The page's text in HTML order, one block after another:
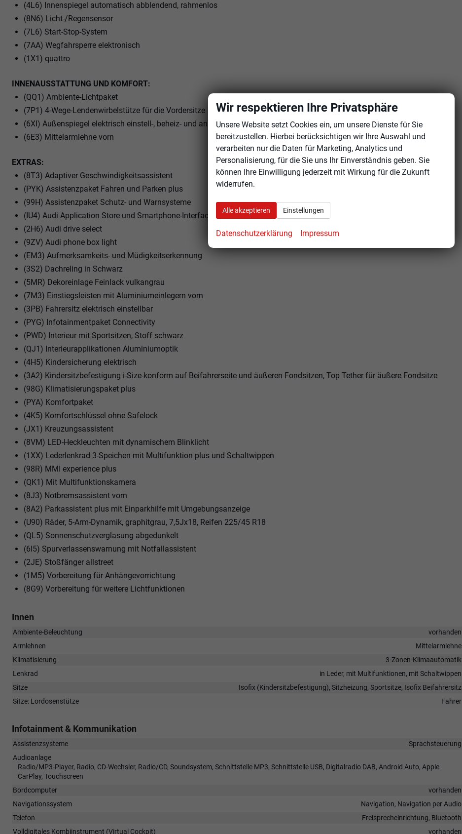
(4L6) Innenspiegel automatisch abblendend, rahmenlos
(8N6) Licht-/Regensensor
(7L6) Start-Stop-System
(7AA) Wegfahrsperre elektronisch
(1X1) quattro
INNENAUSSTATTUNG UND KOMFORT:
(QQ1) Ambiente-Lichtpaket
(7P1) 4-Wege-Lendenwirbelstütze für die Vordersitze
(6XI) Außenspiegel elektrisch einstell-, beheiz- und anklappbar, beidseitig automatisch abblendend
(6E3) Mittelarmlehne vorn
EXTRAS:
(8T3) Adaptiver Geschwindigkeitsassistent
(PYK) Assistenzpaket Fahren und Parken plus
(99H) Assistenzpaket Schutz- und Warnsysteme
(IU4) Audi Application Store und Smartphone-Interface
(2H6) Audi drive select
(9ZV) Audi phone box light
(EM3) Aufmerksamkeits- und Müdigkeitserkennung
(3S2) Dachreling in Schwarz
(5MR) Dekoreinlage Feinlack vulkangrau
(7M3) Einstiegsleisten mit Aluminiumeinlegern vorn
(3PB) Fahrersitz elektrisch einstellbar
(PYG) Infotainmentpaket Connectivity
(PWD) Interieur mit Sportsitzen, Stoff schwarz
(QJ1) Interieurapplikationen Aluminiumoptik
(4H5) Kindersicherung elektrisch
(3A2) Kindersitzbefestigung i-Size-konform auf Beifahrerseite und äußeren Fondsitzen, Top Tether für äußere Fondsitze
(98G) Klimatisierungspaket plus
(PYA) Komfortpaket
(4K5) Komfortschlüssel ohne Safelock
(JX1) Kreuzungsassistent
(8VM) LED-Heckleuchten mit dynamischem Blinklicht
(1XX) Lederlenkrad 3-Speichen mit Multifunktion plus und Schaltwippen
(98R) MMI experience plus
(QK1) Mit Multifunktionskamera
(8J3) Notbremsassistent vorn
(8A2) Parkassistent plus mit Einparkhilfe mit Umgebungsanzeige
(U90) Räder, 5-Arm-Dynamik, graphitgrau, 7,5Jx18, Reifen 225/45 R18
(QL5) Sonnenschutzverglasung abgedunkelt
(6I5) Spurverlassenswarnung mit Notfallassistent
(2JE) Stoßfänger allstreet
(1M5) Vorbereitung für Anhängevorrichtung
(8G9) Vorbereitung für weitere Lichtfunktionen
Innen
Ambiente-Beleuchtung
vorhanden
Armlehnen
Mittelarmlehne
Klimatisierung
3-Zonen-Klimaautomatik
Lenkrad
in Leder, mit Multifunktionen, mit Schaltwippen
Sitze
Isofix (Kindersitzbefestigung), Sitzheizung, Sportsitze, Isofix Beifahrersitz
Sitze: Lordosenstütze
Fahrer
Infotainment & Kommunikation
Assistenzsysteme
Sprachsteuerung
Audioanlage
Radio/MP3-Player, Radio, CD-Wechsler, Radio/CD, Soundsystem, Schnittstelle MP3, Schnittstelle USB, Digitalradio DAB, Android Auto, Apple
CarPlay, Touchscreen
Bordcomputer
vorhanden
Navigationssystem
Navigation, Navigation per Audio
Telefon
Freisprecheinrichtung, Bluetooth
Volldigitales Kombiinstrument (Virtual Cockpit)
vorhanden
Wir respektieren Ihre Privatsphäre
Unsere Website setzt Cookies ein, um unsere Dienste für Sie
bereitzustellen. Hierbei berücksichtigen wir Ihre Auswahl und
verarbeiten nur die Daten für Marketing, Analytics und
Personalisierung, für die Sie uns Ihr Einverständnis geben. Sie
können Ihre Einwilligung jederzeit mit Wirkung für die Zukunft
widerrufen.
Alle akzeptieren Einstellungen
Datenschutzerklärung Impressum